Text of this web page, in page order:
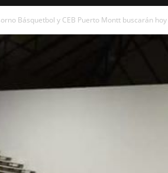
Básquetbol y CEB Puerto Montt buscarán